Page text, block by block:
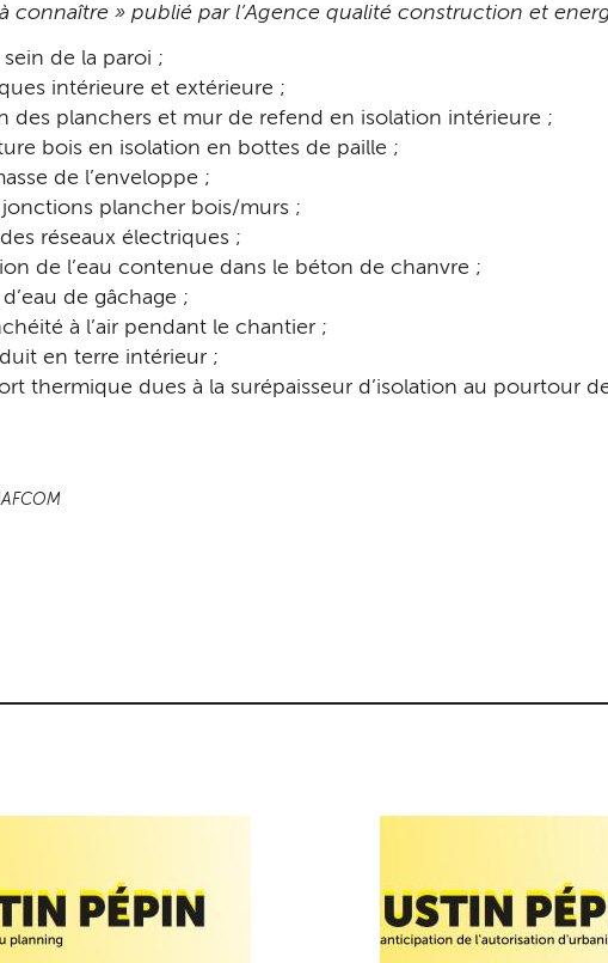
connaître » publié par l’Agence qualité construction et
de la paroi ;
intérieure et extérieure ;
des planchers et mur de refend en isolation intérieure ;
bois en isolation en bottes de paille ;
de l’enveloppe ;
plancher bois/murs ;
réseaux électriques ;
de l’eau contenue dans le béton de chanvre ;
de gâchage ;
à l’air pendant le chantier ;
en terre intérieur ;
thermique dues à la surépaisseur d’isolation au pourtour